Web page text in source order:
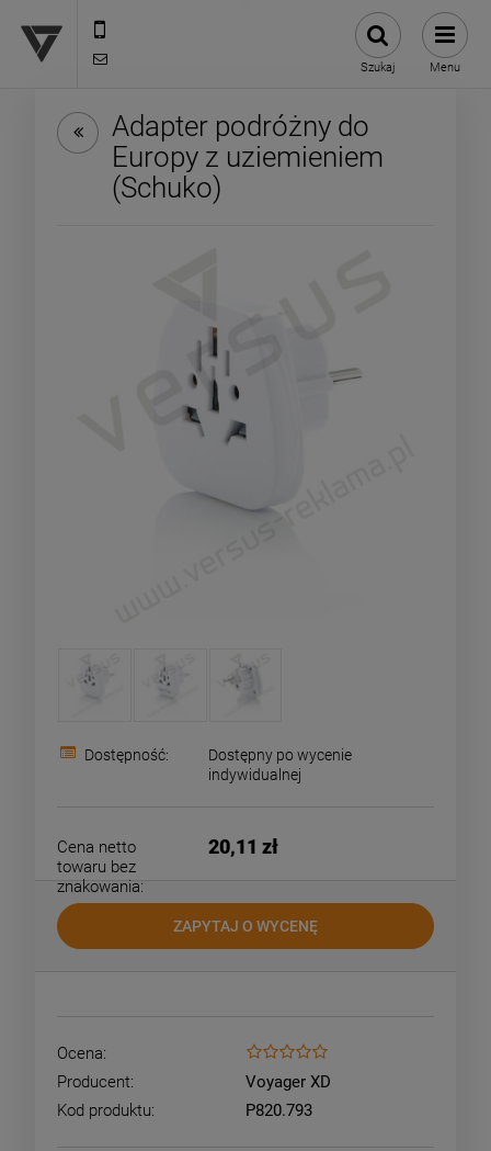
Szukaj Menu
Adapter podróżny do
Europy z uziemieniem
(Schuko)
Dostępność:
Dostępny po wycenie
indywidualnej
Cena netto
towaru bez
znakowania:
20,11 zł
ZAPYTAJ O WYCENĘ
Ocena:
Producent:
Voyager XD
Kod produktu:
P820.793